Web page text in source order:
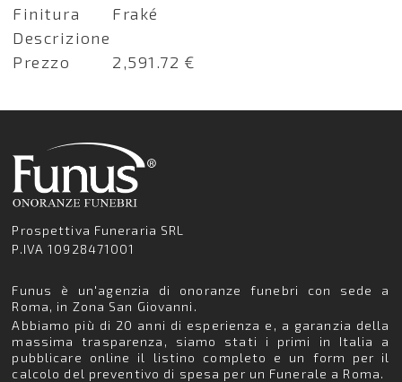
Finitura
Fraké
Descrizione
Prezzo
2,591.72 €
Prospettiva Funeraria SRL
P.IVA 10928471001
Funus è un'agenzia di onoranze funebri con sede a
Roma, in Zona San Giovanni.
Abbiamo più di 20 anni di esperienza e, a garanzia della
massima trasparenza, siamo stati i primi in Italia a
pubblicare online il listino completo e un form per il
calcolo del preventivo di spesa per un Funerale a Roma.